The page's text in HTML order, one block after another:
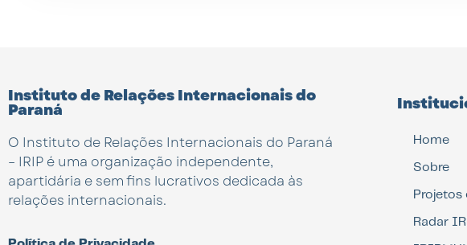
Instituto de Relações Internacionais do
Paraná
O Instituto de Relações Internacionais do Paraná
– IRIP é uma organização independente,
apartidária e sem fins lucrativos dedicada às
relações internacionais.
Home
Sobre
Projetos
Radar